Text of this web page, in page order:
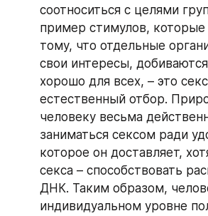
соотноситься с целями
пример стимулов, которые
тому, что отдельные
свои интересы,
хорошо для всех, – это
естественный отбор.
человеку весьма
заниматься сексом ради
которое он доставляет,
секса – способствовать
ДНК. Таким образом,
индивидуальном уровне